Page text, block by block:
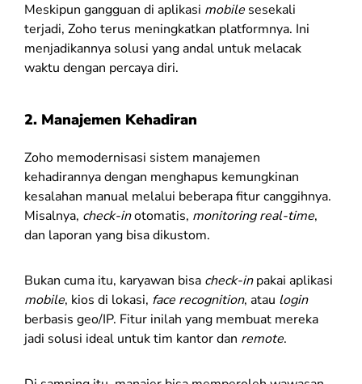
Meskipun gangguan di aplikasi mobile sesekali
terjadi, Zoho terus meningkatkan platformnya. Ini
menjadikannya solusi yang andal untuk melacak
waktu dengan percaya diri.
2. Manajemen Kehadiran
Zoho memodernisasi sistem manajemen
kehadirannya dengan menghapus kemungkinan
kesalahan manual melalui beberapa fitur canggihnya.
Misalnya, check-inotomatis, monitoring real-time,
dan laporan yang bisa dikustom.
Bukan cuma itu, karyawan bisa check-inpakai aplikasi
mobile, kios di lokasi, face recognition, atau login
berbasis geo/IP. Fitur inilah yang membuat mereka
jadi solusi ideal untuk tim kantor dan remote.